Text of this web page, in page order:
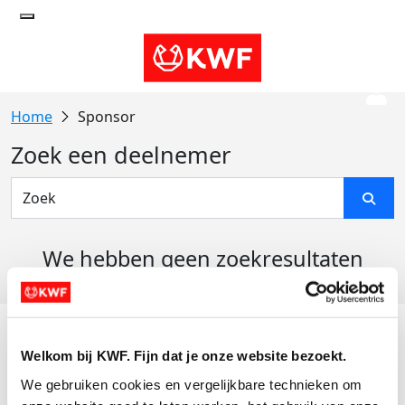
Welkom bij KWF. Fijn dat je onze website bezoekt.
We gebruiken cookies en vergelijkbare technieken om
Sponsor
Zoek een deelnemer
We hebben geen zoekresultaten
Actiematerialen
Evenementen